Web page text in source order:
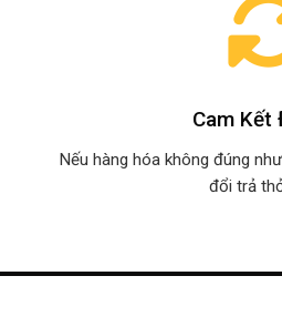
Cam Kết
Nếu hàng hóa không đúng
đổi trả